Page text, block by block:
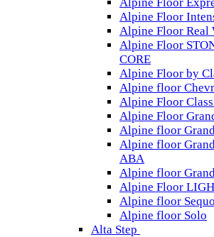
Alpine Floor
Alpine Floor Real
Alpine Floor
CORE
Alpine Floor by
Alpine floor
Alpine Floor
Alpine Floor
Alpine floor
Alpine floor
ABA
Alpine floor
Alpine Floor
Alpine floor
Alpine floor Solo
Alta Step